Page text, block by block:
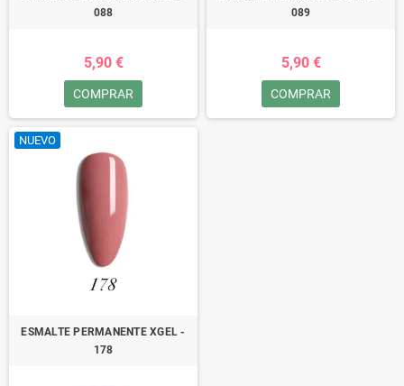
088
5,90 €
COMPRAR
089
5,90 €
COMPRAR
NUEVO
ESMALTE PERMANENTE XGEL -
178